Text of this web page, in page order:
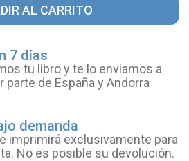
AL CARRITO
7 días
tu libro y te lo enviamos a
parte de España y Andorra
demanda
imprimirá exclusivamente para
No es posible su devolución.